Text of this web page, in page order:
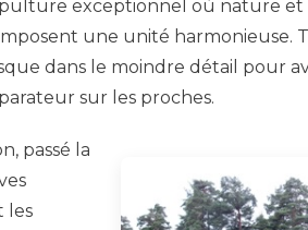
exceptionnel où nature
une unité harmonieuse.
dans le moindre détail pour
sur les proches.
passé la
les